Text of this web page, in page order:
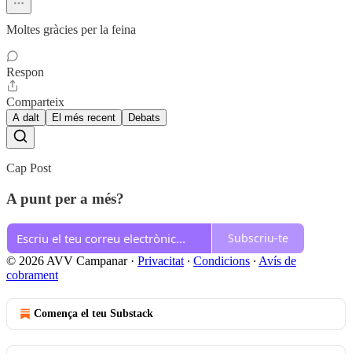
Moltes gràcies per la feina
Respon
Comparteix
A dalt El més recent Debats
Cap Post
A punt per a més?
Subscriu-te
© 2026 AVV Campanar· Privacitat ∙ Condicions ∙ Avís de
cobrament
Comença el teu Substack